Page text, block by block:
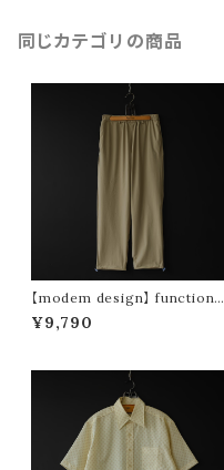
同じカテゴリの商品
【modem design】 functional
drawstring pants (beige)
¥9,790